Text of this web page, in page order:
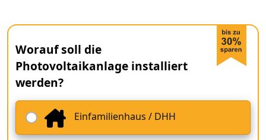
Worauf soll die
Photovoltaikanlage installiert
werden?
Einfamilienhaus / DHH